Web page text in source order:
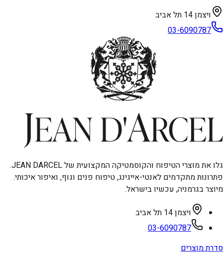
ויצמן 14 תל אביב
03-6090787
גלו את מוצרי הטיפוח והקוסמטיקה המקצועית של JEAN DARCEL.
פתרונות מתקדמים לאנטי-אייגינג, טיפוח פנים וגוף, ואיפור איכותי.
מיוצר בגרמניה, עכשיו בישראל.
ויצמן 14 תל אביב
03-6090787
סדרת מוצרים